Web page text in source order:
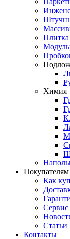
Химия
Покупателям
Как
Сервис
Статьи
Контакты